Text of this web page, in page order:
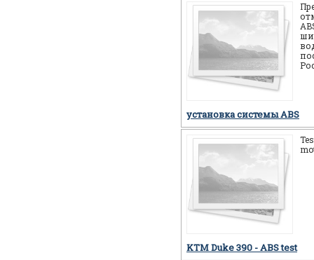
установка системы ABS
KTM Duke 390 - ABS test